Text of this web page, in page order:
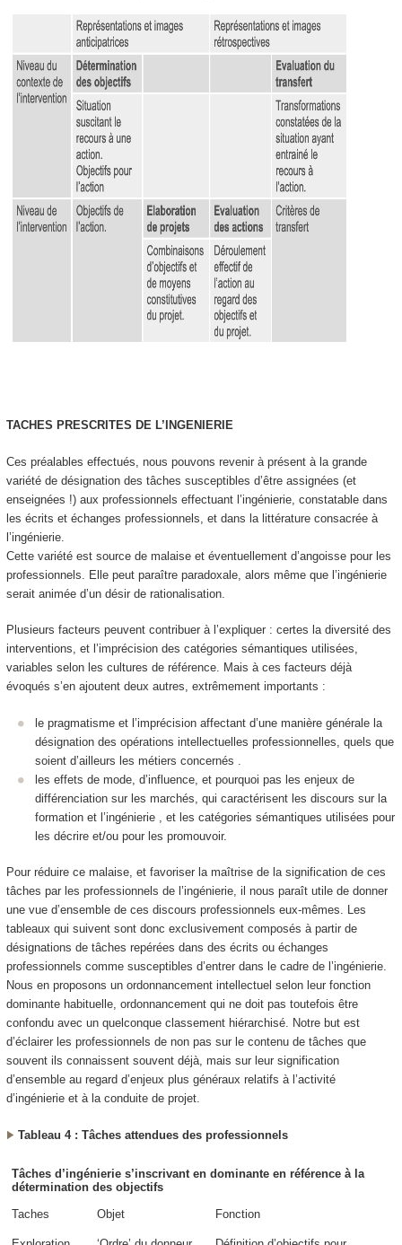
TACHES PRESCRITES DE L’INGENIERIE
Ces préalables effectués, nous pouvons revenir à présent à la grande
variété de désignation des tâches susceptibles d’être assignées (et
enseignées !) aux professionnels effectuant l’ingénierie, constatable dans
les écrits et échanges professionnels, et dans la littérature consacrée à
l’ingénierie.
Cette variété est source de malaise et éventuellement d’angoisse pour les
professionnels. Elle peut paraître paradoxale, alors même que l’ingénierie
serait animée d’un désir de rationalisation.
Plusieurs facteurs peuvent contribuer à l’expliquer : certes la diversité des
interventions, et l’imprécision des catégories sémantiques utilisées,
variables selon les cultures de référence. Mais à ces facteurs déjà
évoqués s’en ajoutent deux autres, extrêmement importants :
le pragmatisme et l’imprécision affectant d’une manière générale la
désignation des opérations intellectuelles professionnelles, quels que
soient d’ailleurs les métiers concernés .
les effets de mode, d’influence, et pourquoi pas les enjeux de
différenciation sur les marchés, qui caractérisent les discours sur la
formation et l’ingénierie , et les catégories sémantiques utilisées pour
les décrire et/ou pour les promouvoir.
Pour réduire ce malaise, et favoriser la maîtrise de la signification de ces
tâches par les professionnels de l’ingénierie, il nous paraît utile de donner
une vue d’ensemble de ces discours professionnels eux-mêmes. Les
tableaux qui suivent sont donc exclusivement composés à partir de
désignations de tâches repérées dans des écrits ou échanges
professionnels comme susceptibles d’entrer dans le cadre de l’ingénierie.
Nous en proposons un ordonnancement intellectuel selon leur fonction
dominante habituelle, ordonnancement qui ne doit pas toutefois être
confondu avec un quelconque classement hiérarchisé. Notre but est
d’éclairer les professionnels de non pas sur le contenu de tâches que
souvent ils connaissent souvent déjà, mais sur leur signification
d’ensemble au regard d’enjeux plus généraux relatifs à l’activité
d’ingénierie et à la conduite de projet.
Tableau 4 : Tâches attendues des professionnels
Tâches d’ingénierie s’inscrivant en dominante en référence à la
détermination des objectifs
Taches
Objet Fonction